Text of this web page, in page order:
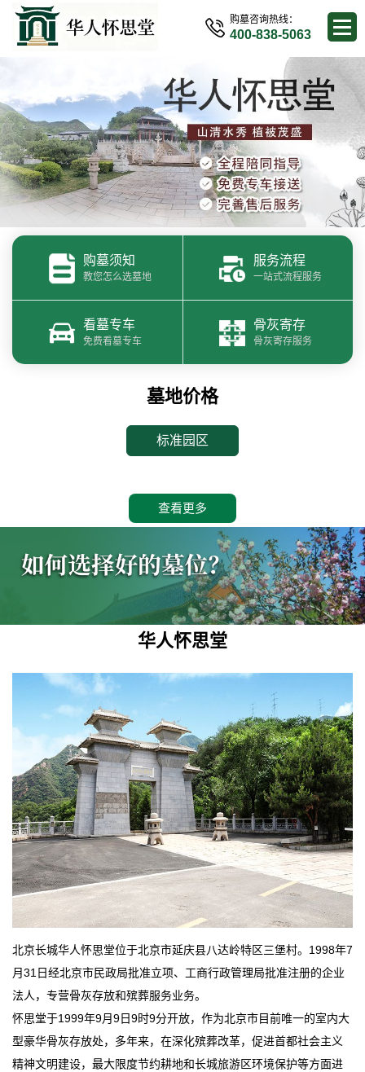
购墓咨询热线：
400-838-5063
购墓须知
教您怎么选墓地
服务流程
一站式流程服务
看墓专车
免费看墓专车
骨灰寄存
骨灰寄存服务
墓地价格
标准园区
查看更多
华人怀思堂
北京长城华人怀思堂位于北京市延庆县八达岭特区三堡村。1998年7
月31日经北京市民政局批准立项、工商行政管理局批准注册的企业
法人，专营骨灰存放和殡葬服务业务。
怀思堂于1999年9月9日9时9分开放，作为北京市目前唯一的室内大
型豪华骨灰存放处，多年来，在深化殡葬改革，促进首都社会主义
精神文明建设，最大限度节约耕地和长城旅游区环境保护等方面进